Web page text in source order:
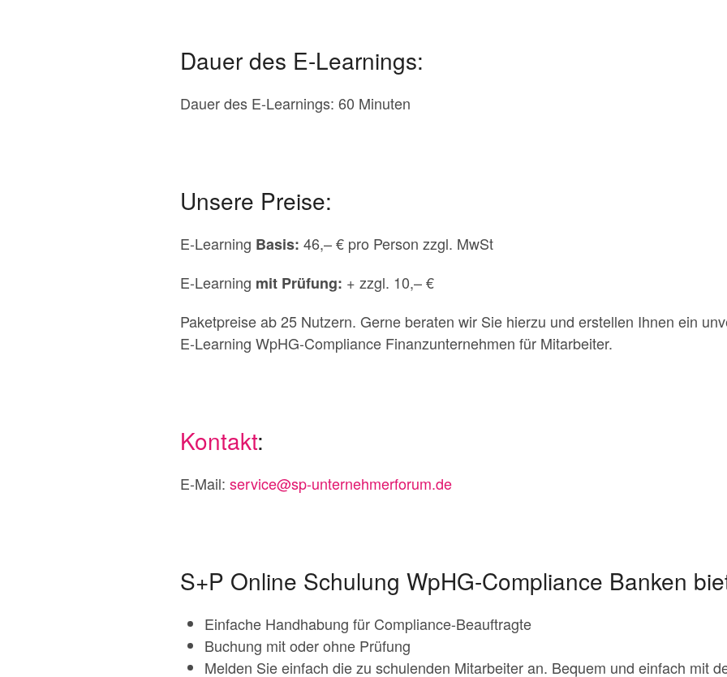
Dauer des E-Learnings:
Dauer des E-Learnings: 60 Minuten
Unsere Preise:
E-Learning Basis: 46,– € pro Person zzgl. MwSt
E-Learning mit Prüfung: + zzgl. 10,– €
Paketpreise ab 25 Nutzern. Gerne beraten wir Sie hierzu und erstellen Ihnen ein
E-Learning WpHG-Compliance Finanzunternehmen für Mitarbeiter.
Kontakt:
E-Mail: service@sp-unternehmerforum.de
S+P Online Schulung WpHG-Compliance Banken
Einfache Handhabung für Compliance-Beauftragte
Buchung mit oder ohne Prüfung
Melden Sie einfach die zu schulenden Mitarbeiter an. Bequem und einfach mit